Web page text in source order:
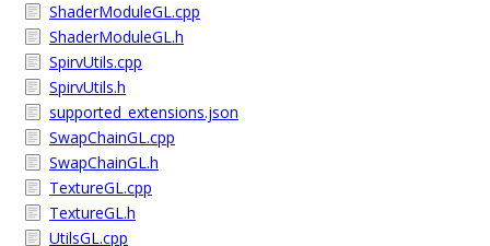
ShaderModuleGL.cpp
ShaderModuleGL.h
SpirvUtils.cpp
SpirvUtils.h
supported_extensions.json
SwapChainGL.cpp
SwapChainGL.h
TextureGL.cpp
TextureGL.h
UtilsGL.cpp